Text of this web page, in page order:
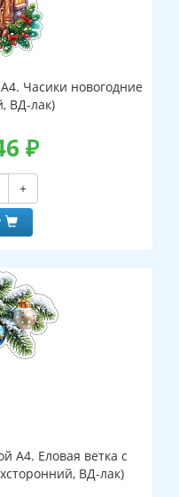
Часики новогодние
ВД-лак)
₽
+
А4. Еловая ветка с
ВД-лак)